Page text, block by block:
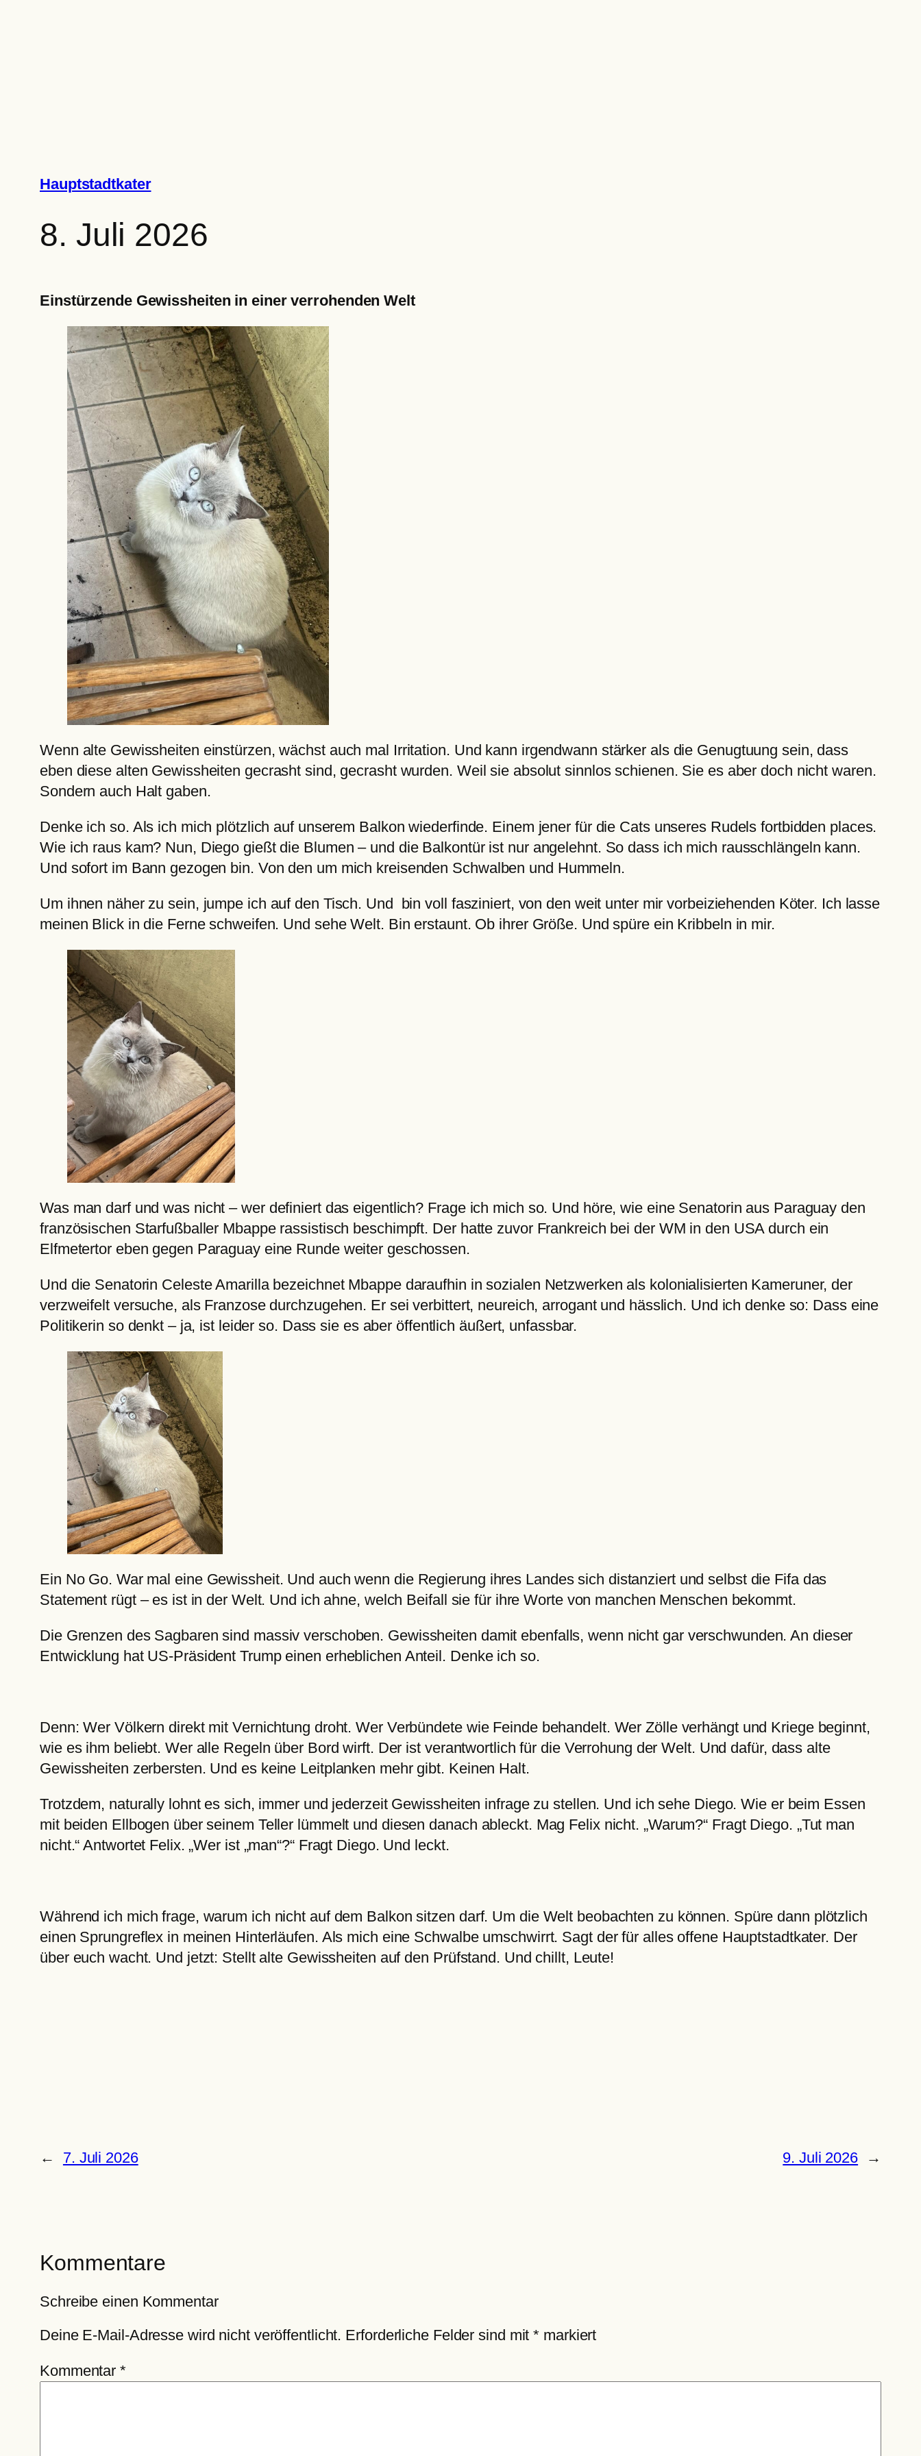
Hauptstadtkater
8. Juli 2026
Einstürzende Gewissheiten in einer verrohenden Welt
Wenn alte Gewissheiten einstürzen, wächst auch mal Irritation. Und kann irgendwann stärker als die Genugtuung sein, dass
eben diese alten Gewissheiten gecrasht sind, gecrasht wurden. Weil sie absolut sinnlos schienen. Sie es aber doch nicht waren.
Sondern auch Halt gaben.
Denke ich so. Als ich mich plötzlich auf unserem Balkon wiederfinde. Einem jener für die Cats unseres Rudels fortbidden places.
Wie ich raus kam? Nun, Diego gießt die Blumen – und die Balkontür ist nur angelehnt. So dass ich mich rausschlängeln kann.
Und sofort im Bann gezogen bin. Von den um mich kreisenden Schwalben und Hummeln.
Um ihnen näher zu sein, jumpe ich auf den Tisch. Und bin voll fasziniert, von den weit unter mir vorbeiziehenden Köter. Ich lasse
meinen Blick in die Ferne schweifen. Und sehe Welt. Bin erstaunt. Ob ihrer Größe. Und spüre ein Kribbeln in mir.
Was man darf und was nicht – wer definiert das eigentlich? Frage ich mich so. Und höre, wie eine Senatorin aus Paraguay den
französischen Starfußballer Mbappe rassistisch beschimpft. Der hatte zuvor Frankreich bei der WM in den USA durch ein
Elfmetertor eben gegen Paraguay eine Runde weiter geschossen.
Und die Senatorin Celeste Amarilla bezeichnet Mbappe daraufhin in sozialen Netzwerken als kolonialisierten Kameruner, der
verzweifelt versuche, als Franzose durchzugehen. Er sei verbittert, neureich, arrogant und hässlich. Und ich denke so: Dass eine
Politikerin so denkt – ja, ist leider so. Dass sie es aber öffentlich äußert, unfassbar.
Ein No Go. War mal eine Gewissheit. Und auch wenn die Regierung ihres Landes sich distanziert und selbst die Fifa das
Statement rügt – es ist in der Welt. Und ich ahne, welch Beifall sie für ihre Worte von manchen Menschen bekommt.
Die Grenzen des Sagbaren sind massiv verschoben. Gewissheiten damit ebenfalls, wenn nicht gar verschwunden. An dieser
Entwicklung hat US-Präsident Trump einen erheblichen Anteil. Denke ich so.
Denn: Wer Völkern direkt mit Vernichtung droht. Wer Verbündete wie Feinde behandelt. Wer Zölle verhängt und Kriege beginnt,
wie es ihm beliebt. Wer alle Regeln über Bord wirft. Der ist verantwortlich für die Verrohung der Welt. Und dafür, dass alte
Gewissheiten zerbersten. Und es keine Leitplanken mehr gibt. Keinen Halt.
Trotzdem, naturally lohnt es sich, immer und jederzeit Gewissheiten infrage zu stellen. Und ich sehe Diego. Wie er beim Essen
mit beiden Ellbogen über seinem Teller lümmelt und diesen danach ableckt. Mag Felix nicht. „Warum?“ Fragt Diego. „Tut man
nicht.“ Antwortet Felix. „Wer ist „man“?“ Fragt Diego. Und leckt.
Während ich mich frage, warum ich nicht auf dem Balkon sitzen darf. Um die Welt beobachten zu können. Spüre dann plötzlich
einen Sprungreflex in meinen Hinterläufen. Als mich eine Schwalbe umschwirrt. Sagt der für alles offene Hauptstadtkater. Der
über euch wacht. Und jetzt: Stellt alte Gewissheiten auf den Prüfstand. Und chillt, Leute!
← 7. Juli 2026 9. Juli 2026 →
Kommentare
Schreibe einen Kommentar
Deine E-Mail-Adresse wird nicht veröffentlicht. Erforderliche Felder sind mit* markiert
Kommentar*